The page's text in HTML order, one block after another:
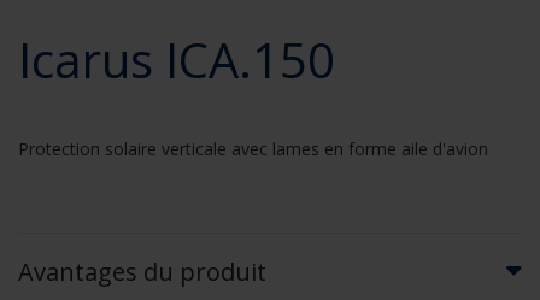
Icarus ICA.150
Protection solaire verticale avec lames en forme aile d'avion
Avantages du produit